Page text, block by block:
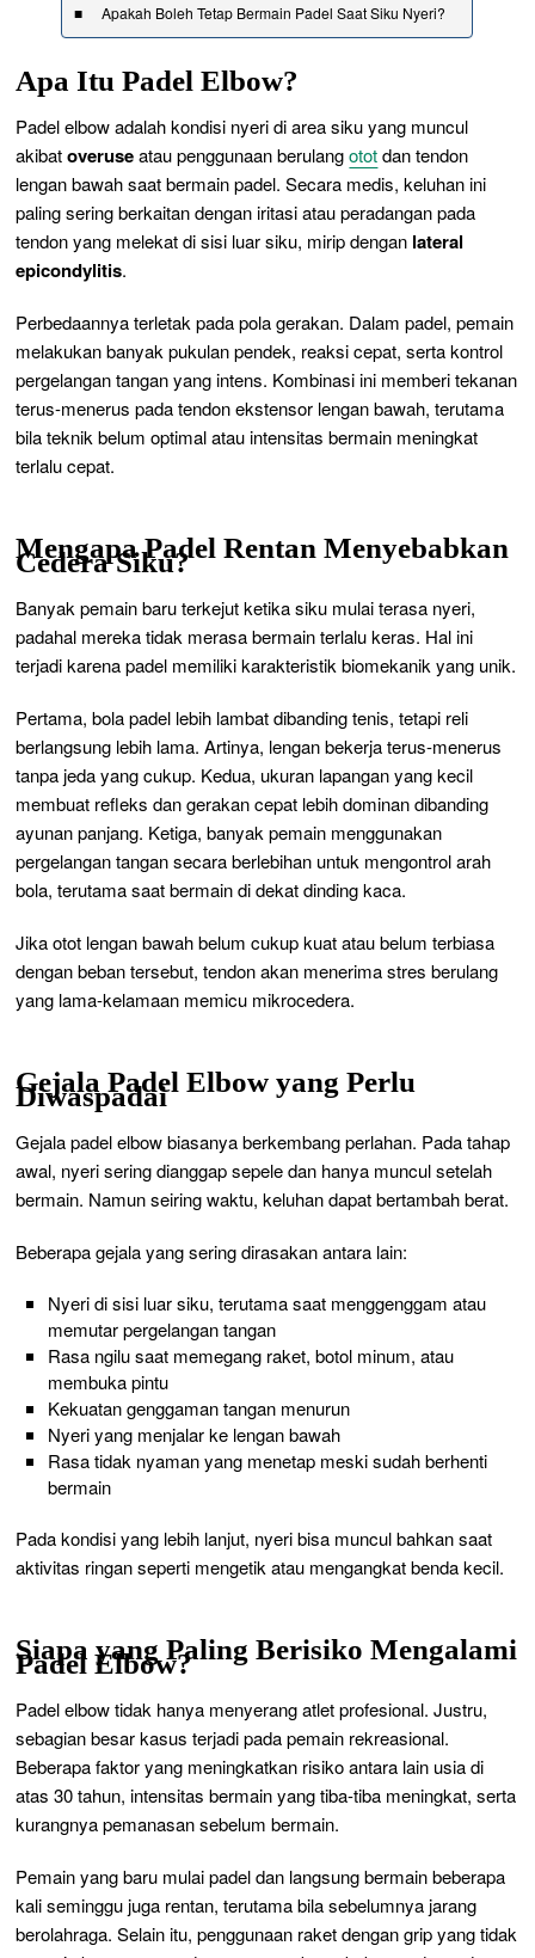
Apakah Boleh Tetap Bermain Padel Saat Siku Nyeri?
Apa Itu Padel Elbow?
Padel elbow adalah kondisi nyeri di area siku yang muncul
akibatoveruseatau penggunaan berulangototdan tendon
lengan bawah saat bermain padel. Secara medis, keluhan ini
paling sering berkaitan dengan iritasi atau peradangan pada
tendon yang melekat di sisi luar siku, mirip dengan lateral
epicondylitis.
Perbedaannya terletak pada pola gerakan. Dalam padel, pemain
melakukan banyak pukulan pendek, reaksi cepat, serta kontrol
pergelangan tangan yang intens. Kombinasi ini memberi tekanan
terus-menerus pada tendon ekstensor lengan bawah, terutama
bila teknik belum optimal atau intensitas bermain meningkat
terlalu cepat.
Mengapa Padel Rentan Menyebabkan
Cedera Siku?
Banyak pemain baru terkejut ketika siku mulai terasa nyeri,
padahal mereka tidak merasa bermain terlalu keras. Hal ini
terjadi karena padel memiliki karakteristik biomekanik yang unik.
Pertama, bola padel lebih lambat dibanding tenis, tetapi reli
berlangsung lebih lama. Artinya, lengan bekerja terus-menerus
tanpa jeda yang cukup. Kedua, ukuran lapangan yang kecil
membuat refleks dan gerakan cepat lebih dominan dibanding
ayunan panjang. Ketiga, banyak pemain menggunakan
pergelangan tangan secara berlebihan untuk mengontrol arah
bola, terutama saat bermain di dekat dinding kaca.
Jika otot lengan bawah belum cukup kuat atau belum terbiasa
dengan beban tersebut, tendon akan menerima stres berulang
yang lama-kelamaan memicu mikrocedera.
Gejala Padel Elbow yang Perlu
Diwaspadai
Gejala padel elbow biasanya berkembang perlahan. Pada tahap
awal, nyeri sering dianggap sepele dan hanya muncul setelah
bermain. Namun seiring waktu, keluhan dapat bertambah berat.
Beberapa gejala yang sering dirasakan antara lain:
Nyeri di sisi luar siku, terutama saat menggenggam atau
memutar pergelangan tangan
Rasa ngilu saat memegang raket, botol minum, atau
membuka pintu
Kekuatan genggaman tangan menurun
Nyeri yang menjalar ke lengan bawah
Rasa tidak nyaman yang menetap meski sudah berhenti
bermain
Pada kondisi yang lebih lanjut, nyeri bisa muncul bahkan saat
aktivitas ringan seperti mengetik atau mengangkat benda kecil.
Siapa yang Paling Berisiko Mengalami
Padel Elbow?
Padel elbow tidak hanya menyerang atlet profesional. Justru,
sebagian besar kasus terjadi pada pemain rekreasional.
Beberapa faktor yang meningkatkan risiko antara lain usia di
atas 30 tahun, intensitas bermain yang tiba-tiba meningkat, serta
kurangnya pemanasan sebelum bermain.
Pemain yang baru mulai padel dan langsung bermain beberapa
kali seminggu juga rentan, terutama bila sebelumnya jarang
berolahraga. Selain itu, penggunaan raket dengan grip yang tidak